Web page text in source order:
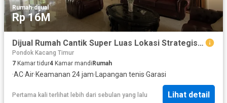
Rumah·dijual
Rp 16M
Dijual Rumah Cantik Super Luas Lokasi Strategis Dekat Pasar Modern Bintaro di Sektor 9 Bintaro Tangsel Gb-13627
Pondok Kacang Timur
7 Kamar tidur4 Kamar mandiRumah
·AC·Air·Keamanan 24 jam· Lapangan tenis·Garasi
Pertama kali terlihat lebih dari sebulan yang lalu Lihat detail